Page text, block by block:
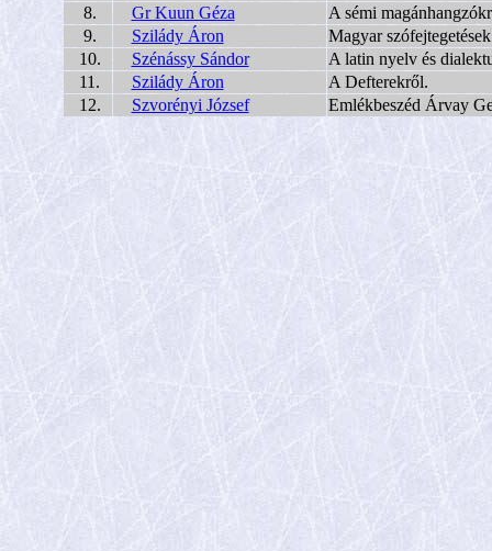
8.
Gr Kuun Géza
A sémi
9.
Szilády Áron
Magyar
10.
Szénássy Sándor
A latin nyelv és
11.
Szilády Áron
A Defterekről.
12.
Szvorényi József Emlékbeszéd Árvay